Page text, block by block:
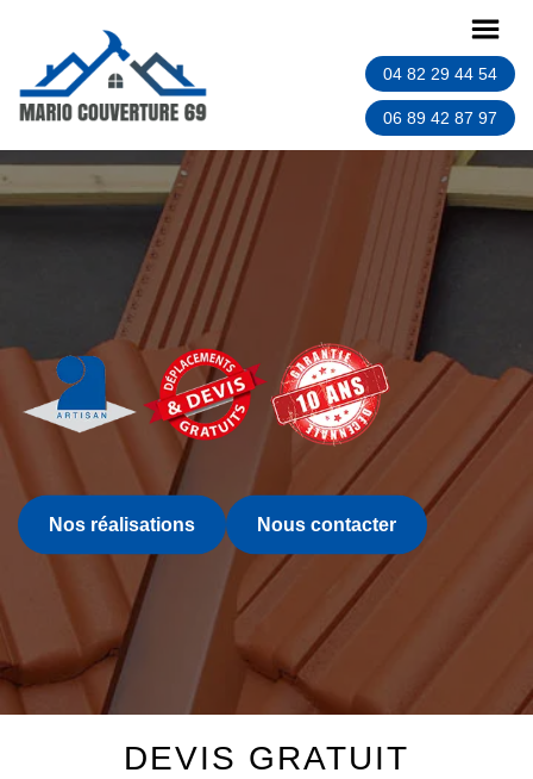
04 82 29 44 54
06 89 42 87 97
Nos réalisations Nous contacter
DEVIS GRATUIT